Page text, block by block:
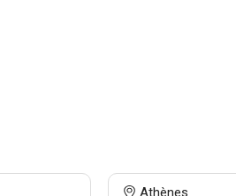
Athènes